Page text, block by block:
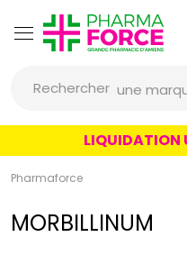
Rechercher
un conseil
un produit
une
Pharmaforce
MORBILLINUM